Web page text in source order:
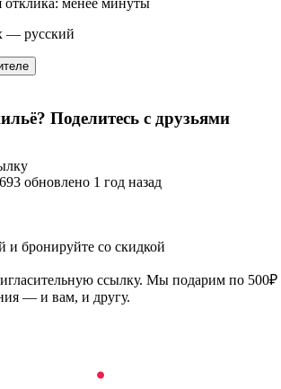
отклика: менее минуты
— русский
Поделитесь с друзьями
обновлено 1 год назад
и бронируйте со скидкой
ссылку. Мы подарим по 500₽
— и вам, и другу.